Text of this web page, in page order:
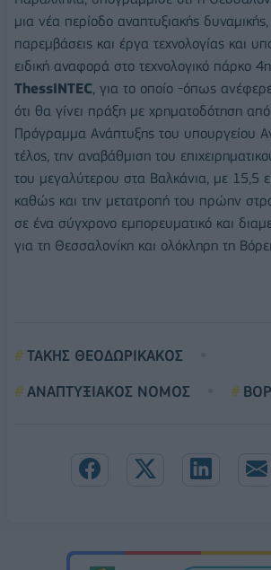
μια νέα περίοδο αναπτυξιακής
παρεμβάσεις και έργα τεχνολογίας και
ειδική αναφορά στο τεχνολογικό πάρκο
ThessINTEC , για το οποίο -όπως
ότι θα γίνει πράξη με χρηματοδότηση
Πρόγραμμα Ανάπτυξης του υπουργείου
τέλος, την αναβάθμιση του
του μεγαλύτερου στα Βαλκάνια, με 15,5
καθώς και την μετατροπή του πρώην
σε ένα σύγχρονο εμπορευματικό και
για τη Θεσσαλονίκη και ολόκληρη τη
ΤΑΚΗΣ ΘΕΟΔΩΡΙΚΑΚΟΣ
ΑΝΑΠΤΥΞΙΑΚΟΣ ΝΟΜΟΣ